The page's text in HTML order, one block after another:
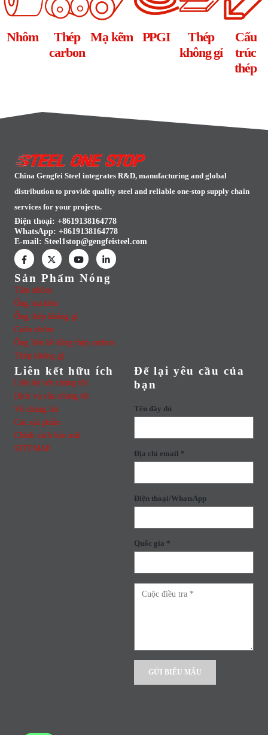
Nhôm
Thép
carbon
Mạ kẽm PPGI
Thép
không gỉ
Cấu
trúc
thép
China Gengfei Steel integrates R&D, manufacturing and global
distribution to provide quality steel and reliable one-stop supply chain
services for your projects.
Điện thoại: +8619138164778
WhatsApp: +8619138164778
E-mail: Steel1stop@gengfeisteel.com
Sản Phẩm Nóng
Tấm nhôm
Ống mạ kẽm
Ống thép không gỉ
Cuộn nhôm
Ống liền kề bằng thép carbon
Thép không gỉ
Liên kết hữu ích
Liên hệ với chúng tôi
Dịch vụ của chúng tôi
Về chúng tôi
Các sản phẩm
Chính sách bảo mật
SITEMAP
Để lại yêu cầu của
bạn
Tên đầy đủ
Địa chỉ email *
Điện thoại/WhatsApp
Quốc gia *